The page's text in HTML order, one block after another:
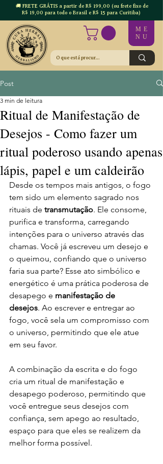
🚚 FRETE GRÁTIS a partir de R$ 199,00 (ou frete fixo de
R$ 19,00 para todo o Brasil e R$ 15 para Curitiba)
ME
NU
Post
Ritual de Manifestação de
Desejos - Como fazer um
ritual poderoso usando apenas
lápis, papel e um caldeirão
3 min de leitura
Desde os tempos mais antigos, o fogo
tem sido um elemento sagrado nos
rituais de transmutação. Ele consome,
purifica e transforma, carregando
intenções para o universo através das
chamas. Você já escreveu um desejo e
o queimou, confiando que o universo
faria sua parte? Esse ato simbólico e
energético é uma prática poderosa de
desapego e manifestação de
desejos. Ao escrever e entregar ao
fogo, você sela um compromisso com
o universo, permitindo que ele atue
em seu favor.
A combinação da escrita e do fogo
cria um ritual de manifestação e
desapego poderoso, permitindo que
você entregue seus desejos com
confiança, sem apego ao resultado,
espaço para que eles se realizem da
melhor forma possível.